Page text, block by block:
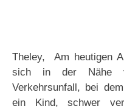
Theley, Am heutigen
sich in der Nähe
Verkehrsunfall, bei
ein Kind, schwer